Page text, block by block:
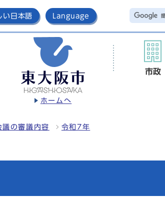
い日本語 Language
ホームへ
市政
議の審議内容 令和7年